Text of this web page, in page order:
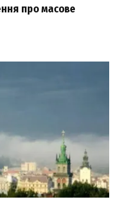
про масове